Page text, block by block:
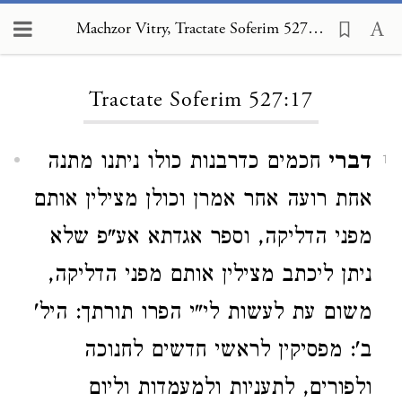
Machzor Vitry, Tractate Soferim 527:17
Tractate Soferim 527:17
1 דברי חכמים כדרבנות כולו ניתנו מתנה
אחת רועה אחר אמרן וכולן מצילין אותם
מפני הדליקה, וספר אגדתא אע"פ שלא
ניתן ליכתב מצילין אותם מפני הדליקה,
משום עת לעשות לי"י הפרו תורתך: היל'
ב': מפסיקין לראשי חדשים לחנוכה
ולפורים, לתעניות ולמעמדות וליום